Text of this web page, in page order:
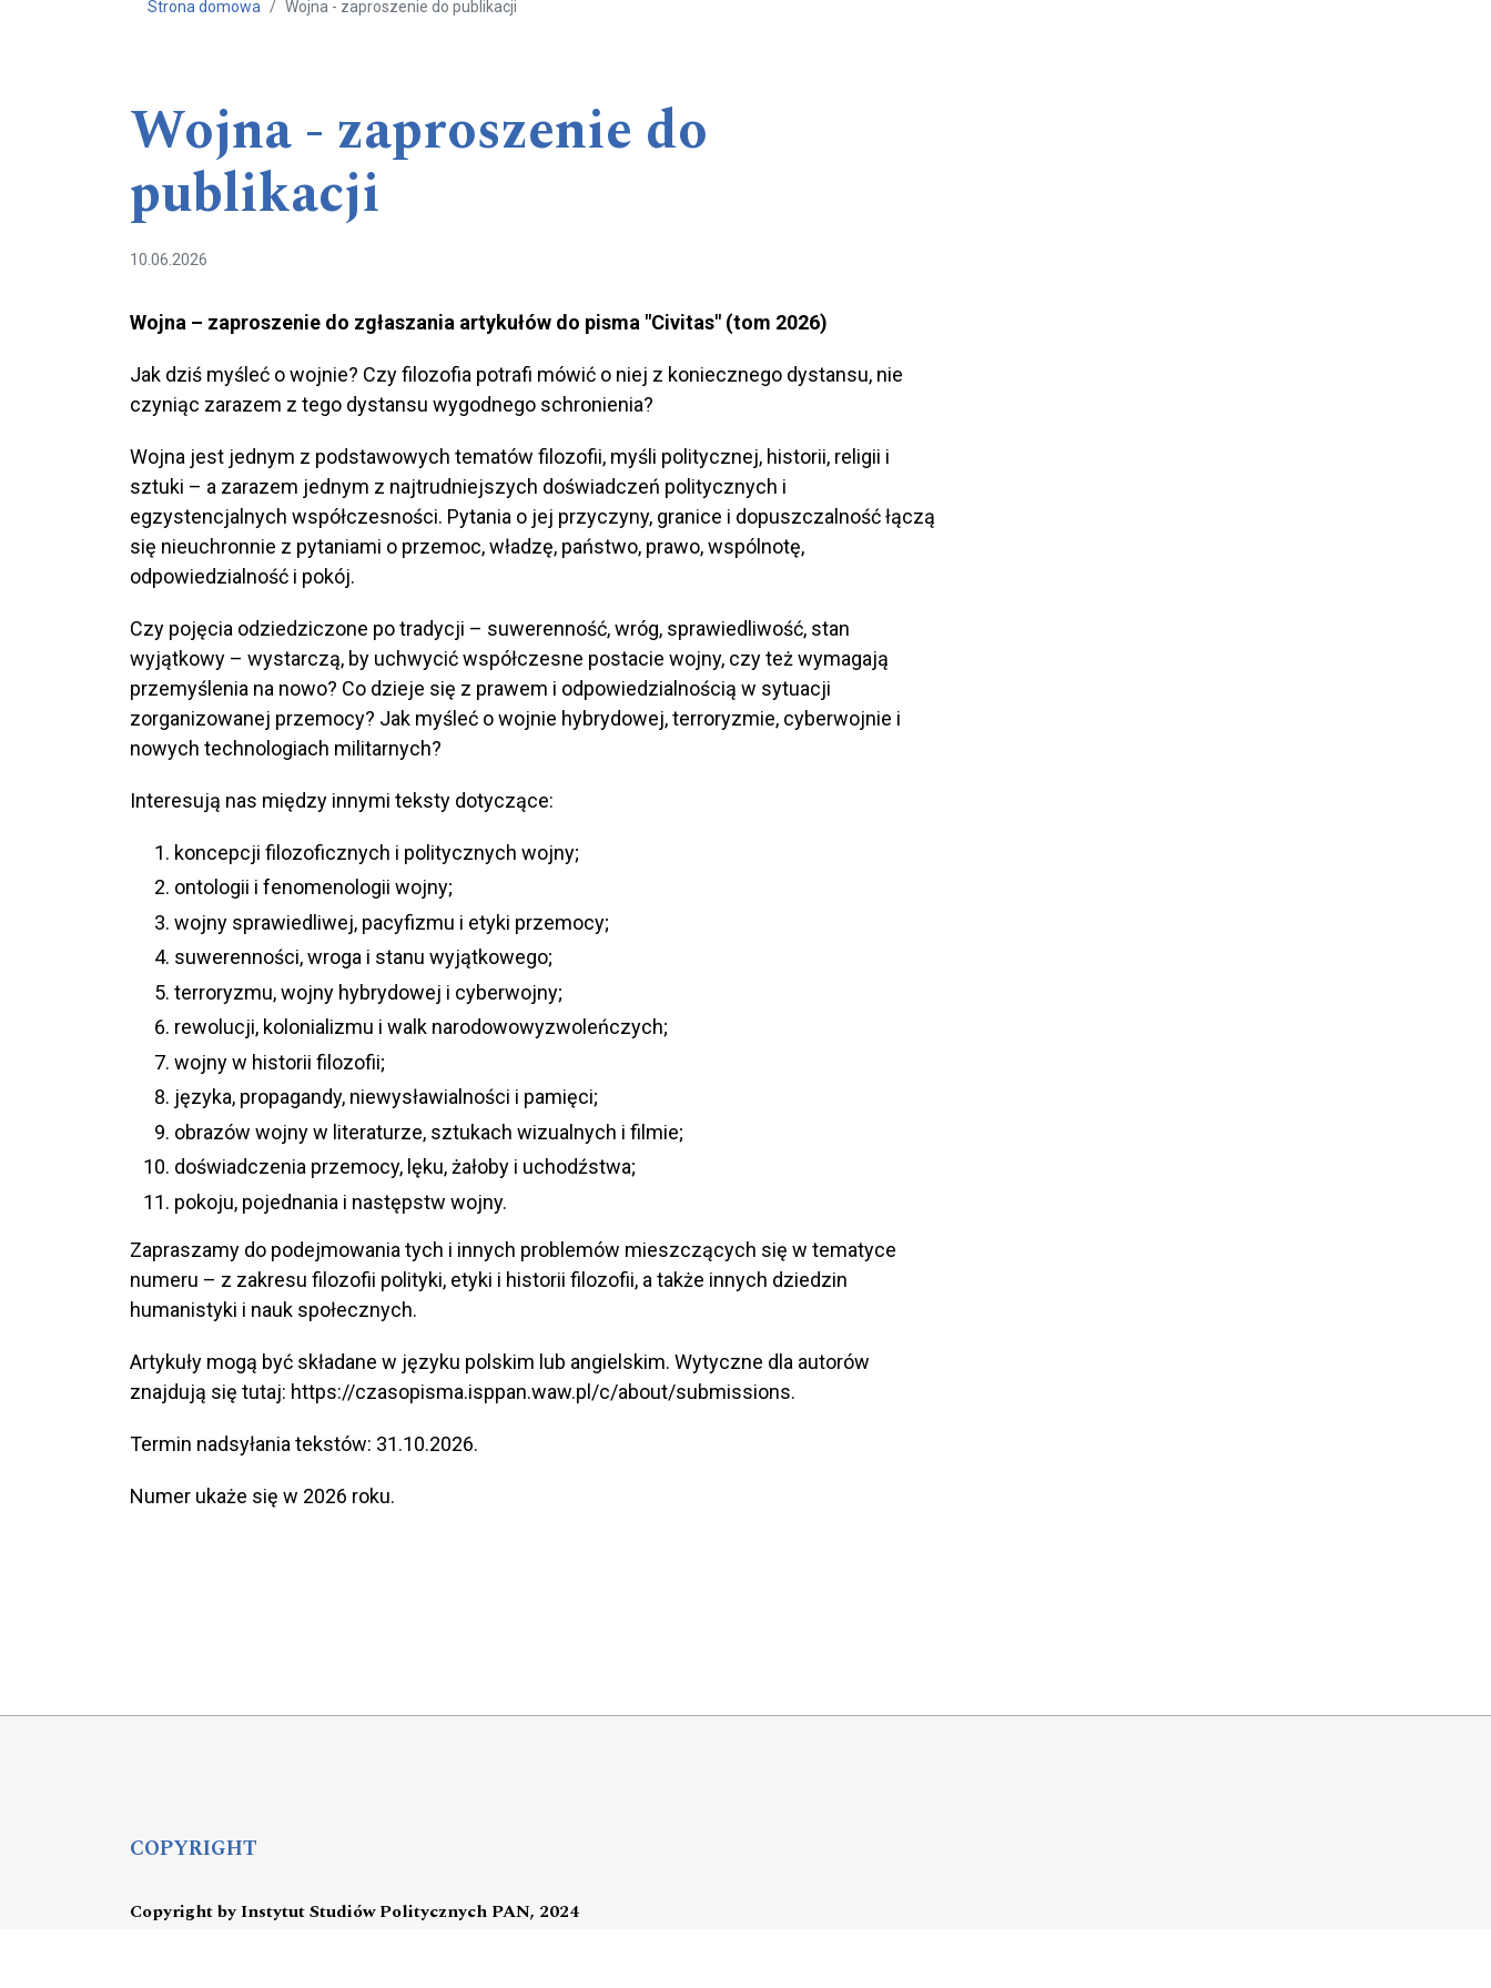
Strona domowa Wojna - zaproszenie do publikacji
Wojna - zaproszenie do
publikacji
10.06.2026
Wojna – zaproszenie do zgłaszania artykułów do pisma "Civitas" (tom 2026)
Jak dziś myśleć o wojnie? Czy filozofia potrafi mówić o niej z koniecznego dystansu, nie
czyniąc zarazem z tego dystansu wygodnego schronienia?
Wojna jest jednym z podstawowych tematów filozofii, myśli politycznej, historii, religii i
sztuki – a zarazem jednym z najtrudniejszych doświadczeń politycznych i
egzystencjalnych współczesności. Pytania o jej przyczyny, granice i dopuszczalność łączą
się nieuchronnie z pytaniami o przemoc, władzę, państwo, prawo, wspólnotę,
odpowiedzialność i pokój.
Czy pojęcia odziedziczone po tradycji – suwerenność, wróg, sprawiedliwość, stan
wyjątkowy – wystarczą, by uchwycić współczesne postacie wojny, czy też wymagają
przemyślenia na nowo? Co dzieje się z prawem i odpowiedzialnością w sytuacji
zorganizowanej przemocy? Jak myśleć o wojnie hybrydowej, terroryzmie, cyberwojnie i
nowych technologiach militarnych?
Interesują nas między innymi teksty dotyczące:
koncepcji filozoficznych i politycznych wojny;
ontologii i fenomenologii wojny;
wojny sprawiedliwej, pacyfizmu i etyki przemocy;
suwerenności, wroga i stanu wyjątkowego;
terroryzmu, wojny hybrydowej i cyberwojny;
rewolucji, kolonializmu i walk narodowowyzwoleńczych;
wojny w historii filozofii;
języka, propagandy, niewysławialności i pamięci;
obrazów wojny w literaturze, sztukach wizualnych i filmie;
doświadczenia przemocy, lęku, żałoby i uchodźstwa;
pokoju, pojednania i następstw wojny.
Zapraszamy do podejmowania tych i innych problemów mieszczących się w tematyce
numeru – z zakresu filozofii polityki, etyki i historii filozofii, a także innych dziedzin
humanistyki i nauk społecznych.
Artykuły mogą być składane w języku polskim lub angielskim. Wytyczne dla autorów
znajdują się tutaj: https://czasopisma.isppan.waw.pl/c/about/submissions.
Termin nadsyłania tekstów: 31.10.2026.
Numer ukaże się w 2026 roku.
COPYRIGHT
Copyright by Instytut Studiów Politycznych PAN, 2024